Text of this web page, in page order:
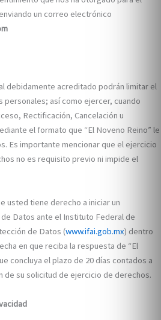
un correo electrónico
debidamente acreditado podrán limitar el
personales; así como ejercer, cuando
Rectificación, Cancelación u
el formato que “El Noveno Reino” le
Es importante mencionar que el ejercicio
no es requisito previo ni impide el
usted tiene derecho a iniciar un
Datos ante el Instituto Federal de
de Datos (www.ifai.gob.mx) dentro
en que reciba la respuesta de “El
concluya el plazo de 20 días contados a
de su solicitud de ejercicio de derechos.